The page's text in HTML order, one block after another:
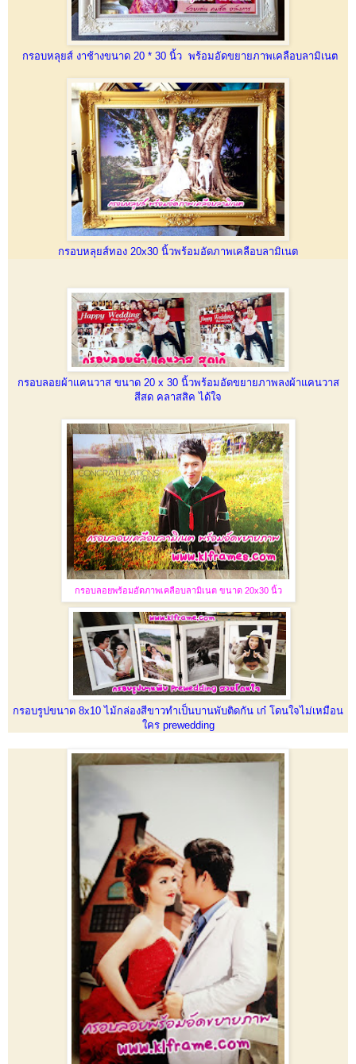
กรอบหลุยส์ งาช้างขนาด 20 * 30 นิ้ว พร้อมอัดขยายภาพเคลือบลามิเนต
กรอบหลุยส์ทอง 20x30 นิ้วพร้อมอัดภาพเคลือบลามิเนต
กรอบลอยผ้าแคนวาส ขนาด 20 x 30 นิ้วพร้อมอัดขยายภาพลงผ้าแคนวาส
สีสด คลาสสิค ได้ใจ
กรอบลอยพร้อมอัดภาพเคลือบลามิเนต ขนาด 20x30 นิ้ว
กรอบรูปขนาด 8x10 ไม้กล่องสีขาวทำเป็นบานพับติดกัน เก๋ โดนใจไม่เหมือน
ใคร prewedding